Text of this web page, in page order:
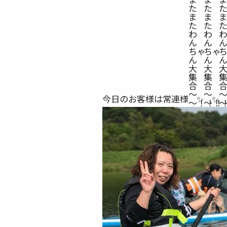
今日のお客様は常連様 ✨ ✨